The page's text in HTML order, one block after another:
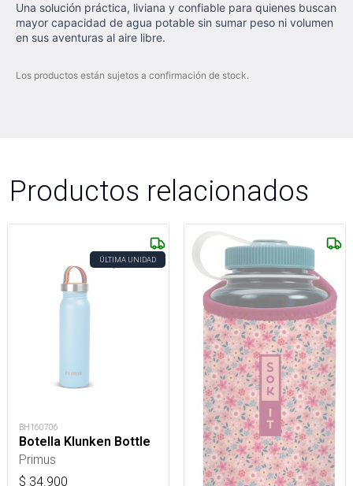
Una solución práctica, liviana y confiable para quienes buscan
mayor capacidad de agua potable sin sumar peso ni volumen
en sus aventuras al aire libre.
Los productos están sujetos a confirmación de stock.
Productos relacionados
ÚLTIMA UNIDAD
BH160706
Botella Klunken Bottle
Primus
$ 34.900